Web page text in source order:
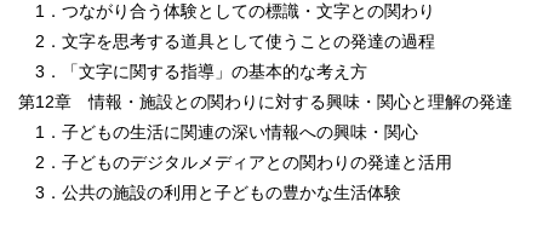
1．つながり合う体験としての標識・文字との関わり
2．文字を思考する道具として使うことの発達の過程
3．「文字に関する指導」の基本的な考え方
第12章 情報・施設との関わりに対する興味・関心と理解の発達
1．子どもの生活に関連の深い情報への興味・関心
2．子どものデジタルメディアとの関わりの発達と活用
3．公共の施設の利用と子どもの豊かな生活体験